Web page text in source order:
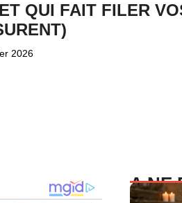
QUI FAIT FILER
2026
A NE